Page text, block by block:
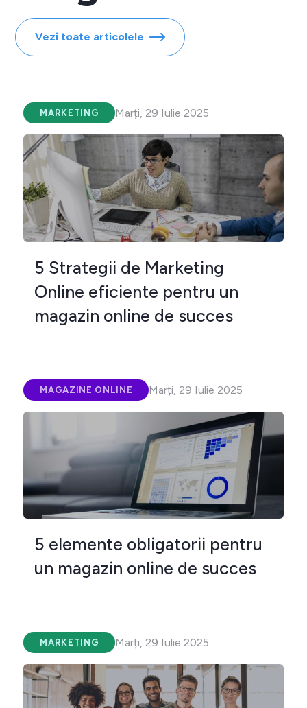
Vezi toate articolele
MARKETING Marți, 29 Iulie 2025
5 Strategii de Marketing
Online eficiente pentru un
magazin online de succes
MAGAZINE ONLINE Marți, 29 Iulie 2025
5 elemente obligatorii pentru
un magazin online de succes
MARKETING Marți, 29 Iulie 2025